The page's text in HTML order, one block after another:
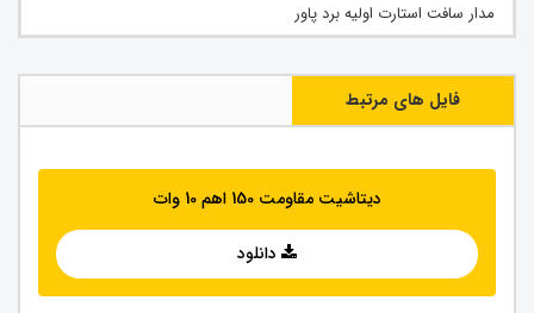
مدار سافت استارت اولیه برد پاور
فایل های مرتبط
دیتاشیت مقاومت 150 اهم 10 وات
دانلود